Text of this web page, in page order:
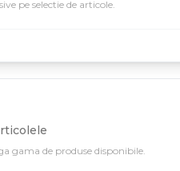
pe selectie de articole.
gama de produse disponibile.